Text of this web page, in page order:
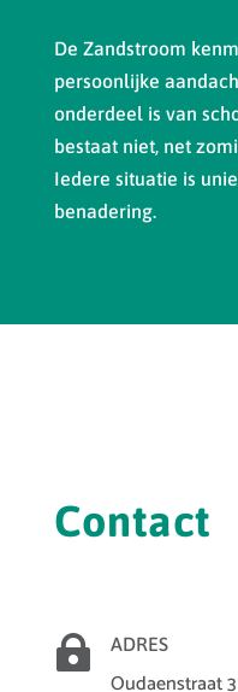
De Zandstroom
persoonlijke
onderdeel is van
bestaat niet, net
Iedere situatie is
benadering.
Contact
 ADRES
Oudaenstraat 3